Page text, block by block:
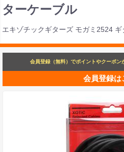
ターケーブル
エキゾチックギターズ モガミ2524 ギ
会員登録（無料）でポイントやクーポン
会員登録は